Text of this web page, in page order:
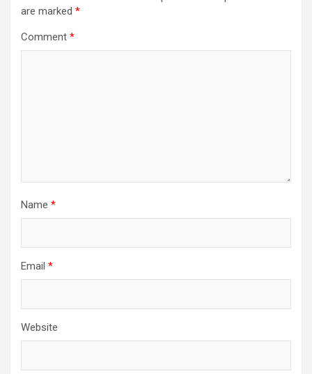
are marked *
Comment *
Name *
Email *
Website